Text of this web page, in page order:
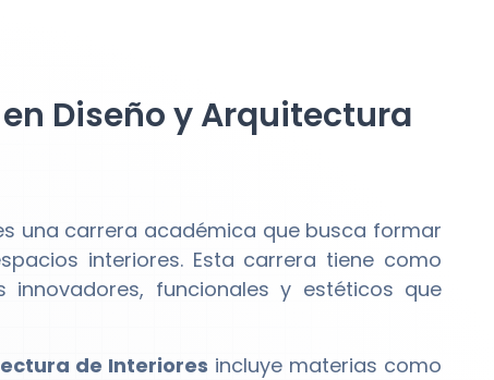
Diseño y Arquitectura
una carrera académica que busca formar
interiores. Esta carrera tiene como
funcionales y estéticos que
de Interiores incluye materias como